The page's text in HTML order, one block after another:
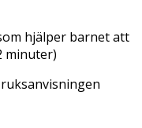
hjälper barnet att
minuter)